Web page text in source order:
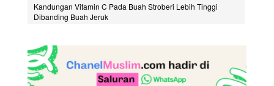
Kandungan Vitamin C Pada Buah Stroberi Lebih Tinggi
Dibanding Buah Jeruk